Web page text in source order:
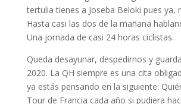
tertulia tienes a Joseba Beloki pues ya,
Hasta casi las dos de la mañana
Una jornada de casi 24 horas ciclistas.
Queda desayunar, despedirnos y
2020. La QH siempre es una cita
ya estás pensando en la siguiente.
Tour de Francia cada año si pudiera